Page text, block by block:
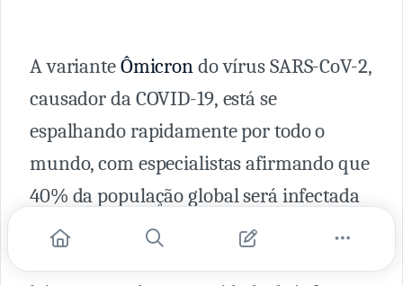
A varianteÔmicrondo vírus SARS-CoV-2,
causador da COVID-19, está se
espalhando rapidamente por todo o
mundo, com especialistas afirmando que
40% da população global será infectada
nos próximos dois meses. Isso parece